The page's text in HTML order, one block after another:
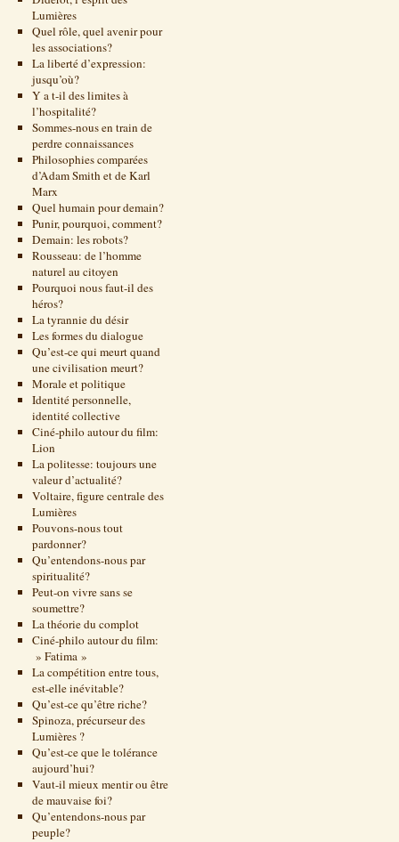
Lumières
Quel rôle, quel avenir pour
les associations?
La liberté d’expression:
jusqu’où?
Y a t-il des limites à
l’hospitalité?
Sommes-nous en train de
perdre connaissances
Philosophies comparées
d’Adam Smith et de Karl
Marx
Quel humain pour demain?
Punir, pourquoi, comment?
Demain: les robots?
Rousseau: de l’homme
naturel au citoyen
Pourquoi nous faut-il des
héros?
La tyrannie du désir
Les formes du dialogue
Qu’est-ce qui meurt quand
une civilisation meurt?
Morale et politique
Identité personnelle,
identité collective
Ciné-philo autour du film:
Lion
La politesse: toujours une
valeur d’actualité?
Voltaire, figure centrale des
Lumières
Pouvons-nous tout
pardonner?
Qu’entendons-nous par
spiritualité?
Peut-on vivre sans se
soumettre?
La théorie du complot
Ciné-philo autour du film:
» Fatima »
La compétition entre tous,
est-elle inévitable?
Qu’est-ce qu’être riche?
Spinoza, précurseur des
Lumières ?
Qu’est-ce que le tolérance
aujourd’hui?
Vaut-il mieux mentir ou être
de mauvaise foi?
Qu’entendons-nous par
peuple?